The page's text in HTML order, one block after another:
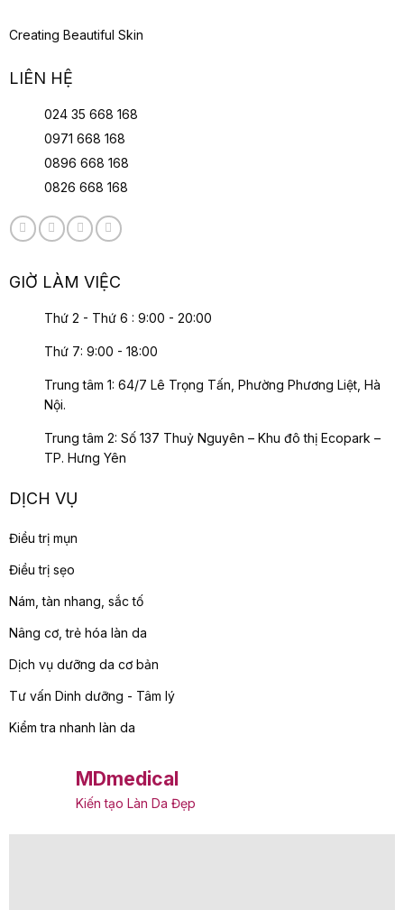
Creating Beautiful Skin
LIÊN HỆ
024 35 668 168
0971 668 168
0896 668 168
0826 668 168
GIỜ LÀM VIỆC
Thứ 2 - Thứ 6 : 9:00 - 20:00
Thứ 7: 9:00 - 18:00
Trung tâm 1: 64/7 Lê Trọng Tấn, Phường Phương Liệt, Hà
Nội.
Trung tâm 2: Số 137 Thuỷ Nguyên – Khu đô thị Ecopark –
TP. Hưng Yên
DỊCH VỤ
Điều trị mụn
Điều trị sẹo
Nám, tàn nhang, sắc tố
Nâng cơ, trẻ hóa làn da
Dịch vụ dưỡng da cơ bản
Tư vấn Dinh dưỡng - Tâm lý
Kiểm tra nhanh làn da
MDmedical
Kiến tạo Làn Da Đẹp